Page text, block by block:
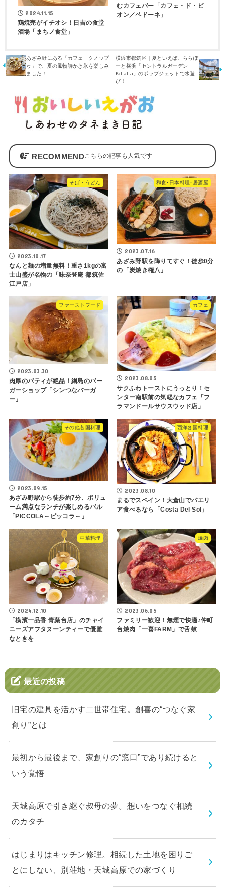
2024.11.15
鶏焼売がイチオシ！日吉の食堂
酒場「まちノ食堂」
むカフェバー「カフェ・ド・ピ
オン／ペドーネ」
あざみ野にある「カフェ クノップ
ゥ」で、夏の風物詩かき氷を楽しみ
ました！
横浜市都筑区｜夏といえば、ららぽ
ーと横浜「セントラルガーデン
KiLaLa」のポップジェットで水遊
び！
RECOMMEND
そば・うどん
2023.10.17
なんと麺の増量無料！重さ1kgの富
士山盛が名物の「味奈登庵 都筑佐
江戸店」
和食･日本料理･居酒屋
2023.07.16
あざみ野駅を降りてすぐ！徒歩0分
の「炭焼き権八」
ファーストフード
2023.03.30
肉厚のパティが絶品！綱島のバー
ガーショップ「シンつなバーガ
ー」
カフェ
2023.08.05
サクふわトーストにうっとり！セ
ンター南駅前の気軽なカフェ「フ
ラマンドールサウスウッド店」
その他各国料理
2023.09.15
あざみ野駅から徒歩約7分、ボリュ
ーム満点なランチが楽しめるバル
「PICCOLA～ピッコラ～」
西洋各国料理
2023.08.10
まるでスペイン！大倉山でパエリ
ア食べるなら「Costa Del Sol」
中華料理
2024.12.10
「横濱一品香 青葉台店」のチャイ
ニーズアフタヌーンティーで優雅
なときを
焼肉
2023.06.05
ファミリー歓迎！無煙で快適♪仲町
台焼肉「一喜FARM」で舌鼓
最近の投稿
旧宅の建具を活かす二世帯住宅。創喜の“つなぐ家
創り”とは
最初から最後まで、家創りの“窓口”であり続けると
いう覚悟
天城高原で引き継ぐ叔母の夢。想いをつなぐ相続
のカタチ
はじまりはキッチン修理。相続した土地を困りご
とにしない、別荘地・天城高原での家づくり